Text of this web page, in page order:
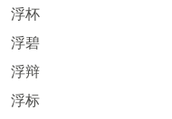
浮杯
浮碧
浮辩
浮标